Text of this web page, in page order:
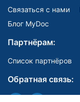
Связаться с нами
Блог MyDoc
Партнёрам:
Список партнёров
Обратная связь: